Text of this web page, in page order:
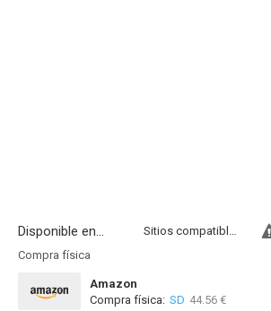
Disponible en...
Sitios compatibles
Compra física
Amazon
Compra física: SD 44.56 €